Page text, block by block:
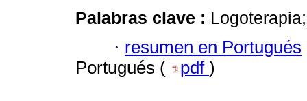
Palabras clave :
· resumen en Portugués
Portugués (
pdf )